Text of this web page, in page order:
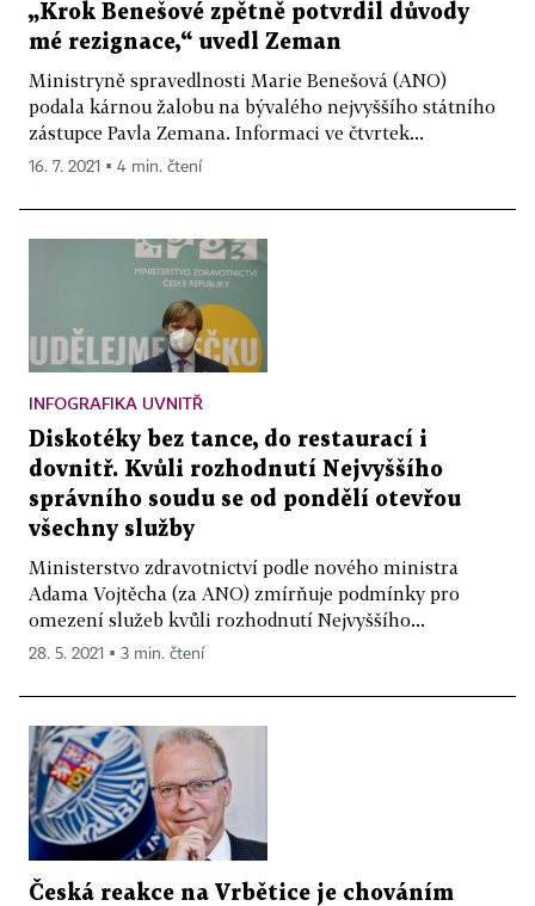
„Krok Benešové zpětně potvrdil důvody
mé rezignace,“ uvedl Zeman
Ministryně spravedlnosti Marie Benešová (ANO)
podala kárnou žalobu na bývalého nejvyššího státního
zástupce Pavla Zemana. Informaci ve čtvrtek...
16. 7. 2021 ▪ 4 min. čtení
INFOGRAFIKA UVNITŘ
Diskotéky bez tance, do restaurací i
dovnitř. Kvůli rozhodnutí Nejvyššího
správního soudu se od pondělí otevřou
všechny služby
Ministerstvo zdravotnictví podle nového ministra
Adama Vojtěcha (za ANO) zmírňuje podmínky pro
omezení služeb kvůli rozhodnutí Nejvyššího...
28. 5. 2021 ▪ 3 min. čtení
Česká reakce na Vrbětice je chováním